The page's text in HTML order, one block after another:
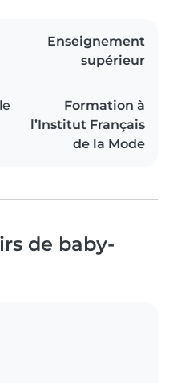
Enseignement
supérieur
Formation à
l’Institut Français
de la Mode
de baby-